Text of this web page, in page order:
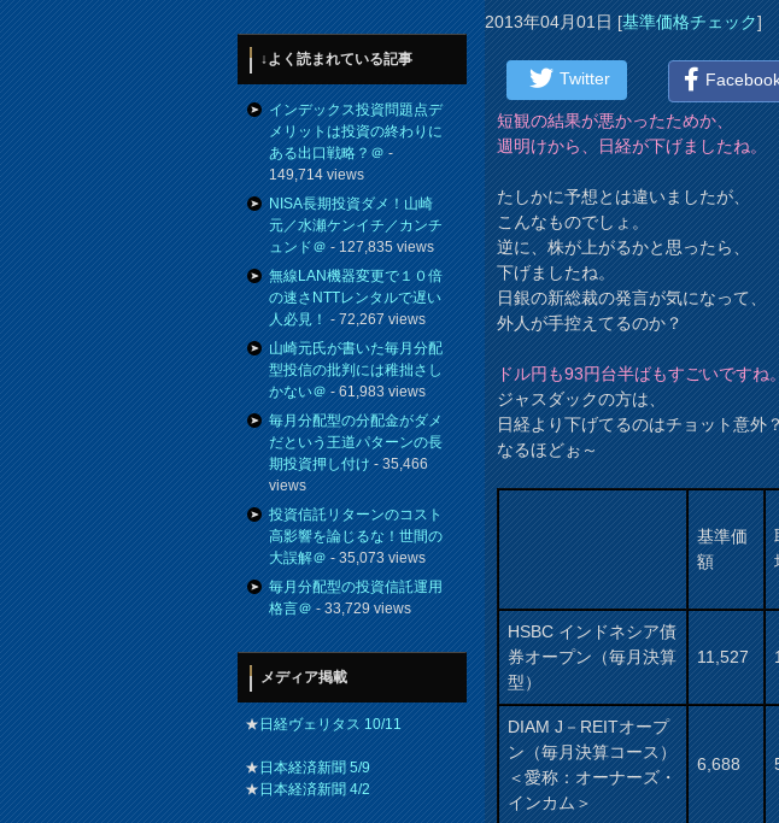
2013年04月01日[基準価格チェック]
Twitter
短観の結果が悪かったためか、
週明けから、日経が下げましたね。
たしかに予想とは違いましたが、
こんなものでしょ。
逆に、株が上がるかと思ったら、
下げましたね。
日銀の新総裁の発言が気になって、
外人が手控えてるのか？
ドル円も93円台半ばもすごいですね
ジャスダックの方は、
日経より下げてるのはチョット意外
なるほどぉ～
基準価
額
HSBC インドネシア債
券オープン（毎月決算
型）
11,527
DIAM J－REITオープ
ン（毎月決算コース）
＜愛称：オーナーズ・
インカム＞
6,688
↓よく読まれている記事
インデックス投資問題点デ
メリットは投資の終わりに
ある出口戦略？＠-
149,714 views
NISA長期投資ダメ！山崎
元／水瀬ケンイチ／カンチ
ュンド＠- 127,835 views
無線LAN機器変更で１０倍
の速さNTTレンタルで遅い
人必見！- 72,267 views
山崎元氏が書いた毎月分配
型投信の批判には稚拙さし
かない＠- 61,983 views
毎月分配型の分配金がダメ
だという王道パターンの長
期投資押し付け- 35,466
views
投資信託リターンのコスト
高影響を論じるな！世間の
大誤解＠- 35,073 views
毎月分配型の投資信託運用
格言＠- 33,729 views
メディア掲載
★日経ヴェリタス 10/11
★日本経済新聞 5/9
★日本経済新聞 4/2